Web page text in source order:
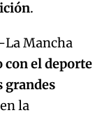
.
La Mancha
el deporte
grandes
la